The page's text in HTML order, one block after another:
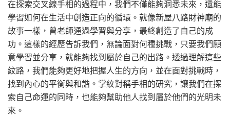
在探索交叉線手相的過程中，我們不僅能夠洞悉未來，還能
學習如何在生活中創造正向的循環。就像新屋八路財神廟的
故事一樣，曾老師通過學習與分享，最終創造了自己的成
功。這樣的經歷告訴我們，無論面對何種挑戰，只要我們願
意學習並分享，就能夠找到屬於自己的出路。透過理解這些
紋路，我們能夠更好地把握人生的方向，並在面對挑戰時，
找到內心的平衡與和諧。掌紋對稱手相的研究，讓我們在探
索自己命運的同時，也能夠幫助他人找到屬於他們的光明未
來。